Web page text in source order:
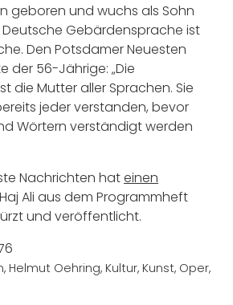
geboren und wuchs als Sohn
Gebärdensprache ist
Den Potsdamer Neuesten
der 56-Jährige: „Die
die Mutter aller Sprachen. Sie
jeder verstanden, bevor
Wörtern verständigt werden
Nachrichten hateinen
Ali aus dem Programmheft
und veröffentlicht.
, Helmut Oehring, Kultur, Kunst, Oper,